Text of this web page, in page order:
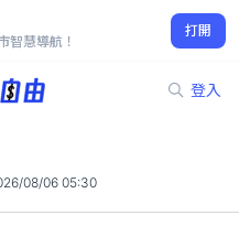
智慧導航！
打開
登入
08/06 05:30